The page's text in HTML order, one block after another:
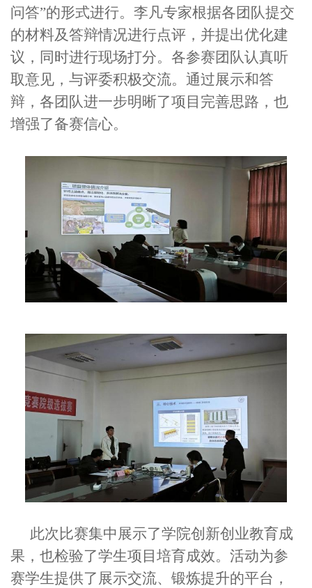
问答”的形式进行。李凡专家根据各团队提交
的材料及答辩情况进行点评，并提出优化建
议，同时进行现场打分。各参赛团队认真听
取意见，与评委积极交流。通过展示和答
辩，各团队进一步明晰了项目完善思路，也
增强了备赛信心。
此次比赛集中展示了学院创新创业教育成
果，也检验了学生项目培育成效。活动为参
赛学生提供了展示交流、锻炼提升的平台，